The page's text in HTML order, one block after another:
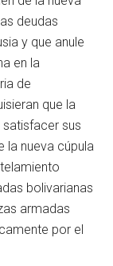
deudas
y que anule
en la
de
que la
sus
la nueva cúpula
bolivarianas
armadas
por el